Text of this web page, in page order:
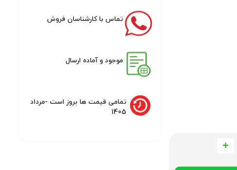
تماس با کارشناسان فروش
موجود و آماده ارسال
تمامی قیمت ها بروز است -مرداد
1405